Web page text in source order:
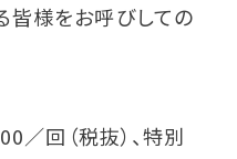
皆様をお呼びしての
／回（税抜）、特別